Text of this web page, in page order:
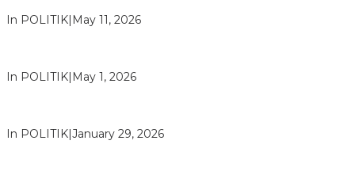
In POLITIK May 11, 2026
In POLITIK May 1, 2026
In POLITIK January 29, 2026